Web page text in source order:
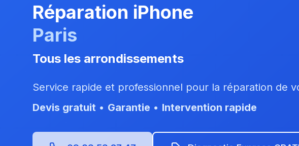
Réparation iPhone
Paris
Tous les arrondissements
Service rapide et professionnel pour la réparation de
Devis gratuit • Garantie • Intervention rapide